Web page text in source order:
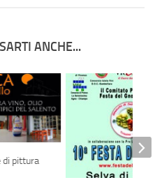
ANCHE...
di pittura